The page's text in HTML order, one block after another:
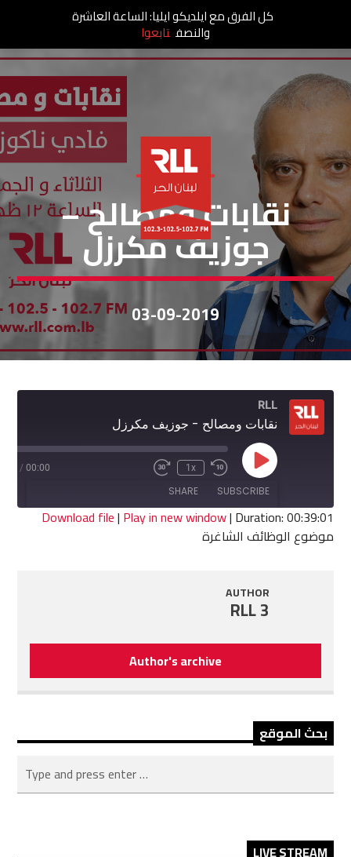
نقابات ومصالح
نقابات ومصالح –
جوزيف مكرزل
03-09-2019
RLL
نقابات ومصالح - جوزيف مكرزل
Play
Episode
Rewind
10
Seconds
1x
Fast
seconds
00:00
/
SUBSCRIBE
SHARE
SHARE
Download file| Play in new window| Duration: 00:39:01
موضوع الوظائف الشاغرة
AUTHOR
RLL 3
Author's archive
بحث الموقع
كل الفرق مع ايلديكو ايليا: الساعة العاشرة
والنصف تابعوا